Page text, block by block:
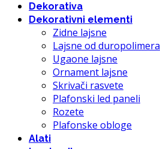
Dekorativa
Dekorativni elementi
Zidne lajsne
Lajsne od duropolimera
Ugaone lajsne
Ornament lajsne
Skrivači rasvete
Plafonski led paneli
Rozete
Plafonske obloge
Alati